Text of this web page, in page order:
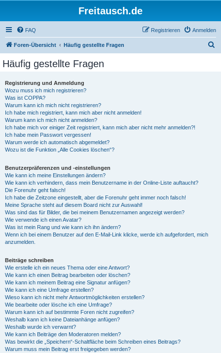
Freitausch.de
FAQ Anmelden
Registrieren
Foren-Übersicht Häufig gestellte Fragen
Häufig gestellte Fragen
Registrierung und Anmeldung
Wozu muss ich mich registrieren?
Was ist COPPA?
Warum kann ich mich nicht registrieren?
Ich habe mich registriert, kann mich aber nicht anmelden!
Warum kann ich mich nicht anmelden?
Ich habe mich vor einiger Zeit registriert, kann mich aber nicht mehr anmelden?!
Ich habe mein Passwort vergessen!
Warum werde ich automatisch abgemeldet?
Wozu ist die Funktion „Alle Cookies löschen“?
Benutzerpräferenzen und -einstellungen
Wie kann ich meine Einstellungen ändern?
Wie kann ich verhindern, dass mein Benutzername in der Online-Liste auftaucht?
Die Forenuhr geht falsch!
Ich habe die Zeitzone eingestellt, aber die Forenuhr geht immer noch falsch!
Meine Sprache steht auf diesem Board nicht zur Auswahl!
Was sind das für Bilder, die bei meinem Benutzernamen angezeigt werden?
Wie verwende ich einen Avatar?
Was ist mein Rang und wie kann ich ihn ändern?
Wenn ich bei einem Benutzer auf den E-Mail-Link klicke, werde ich aufgefordert, mich
anzumelden.
Beiträge schreiben
Wie erstelle ich ein neues Thema oder eine Antwort?
Wie kann ich einen Beitrag bearbeiten oder löschen?
Wie kann ich meinem Beitrag eine Signatur anfügen?
Wie kann ich eine Umfrage erstellen?
Wieso kann ich nicht mehr Antwortmöglichkeiten erstellen?
Wie bearbeite oder lösche ich eine Umfrage?
Warum kann ich auf bestimmte Foren nicht zugreifen?
Weshalb kann ich keine Dateianhänge anfügen?
Weshalb wurde ich verwarnt?
Wie kann ich Beiträge den Moderatoren melden?
Was bewirkt die „Speichern“-Schaltfläche beim Schreiben eines Beitrags?
Warum muss mein Beitrag erst freigegeben werden?